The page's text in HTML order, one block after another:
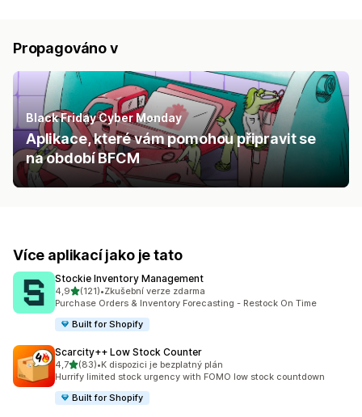
Propagováno v
Black Friday Cyber Monday
Aplikace, které vám pomohou připravit se
na období BFCM
Více aplikací jako je tato
Stockie Inventory Management
4,9z 5 hvězd
(121)
Celkový počet recenzí: 121
•Zkušební verze zdarma
Purchase Orders & Inventory Forecasting - Restock On Time
Built for Shopify
Scarcity++ Low Stock Counter
4,7z 5 hvězd
(83)
Celkový počet recenzí: 83
•K dispozici je bezplatný plán
Hurrify limited stock urgency with FOMO low stock countdown
Built for Shopify